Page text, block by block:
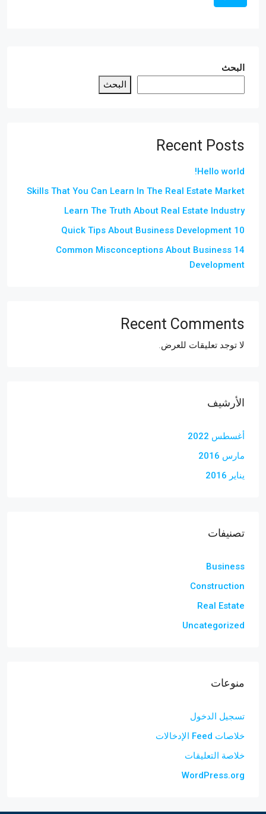
البحث
البحث
Recent Posts
Hello world!
Skills That You Can Learn In The Real Estate Market
Learn The Truth About Real Estate Industry
10 Quick Tips About Business Development
14 Common Misconceptions About Business
Development
Recent Comments
لا توجد تعليقات للعرض.
الأرشيف
أغسطس 2022
مارس 2016
يناير 2016
تصنيفات
Business
Construction
Real Estate
Uncategorized
منوعات
تسجيل الدخول
خلاصات Feed الإدخالات
خلاصة التعليقات
WordPress.org